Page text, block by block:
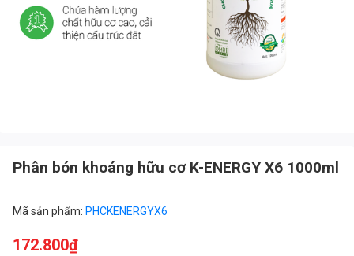
Phân bón khoáng hữu cơ K-ENERGY X6 1000ml
Mã sản phẩm: PHCKENERGYX6
172.800₫